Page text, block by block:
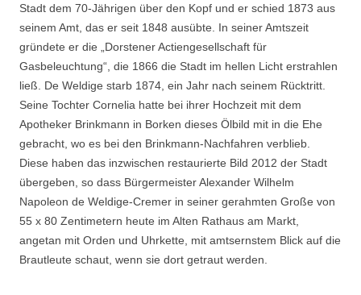
Stadt dem 70-Jährigen über den Kopf und er schied 1873 aus
seinem Amt, das er seit 1848 ausübte. In seiner Amtszeit
gründete er die „Dorstener Actiengesellschaft für
Gasbeleuchtung“, die 1866 die Stadt im hellen Licht erstrahlen
ließ. De Weldige starb 1874, ein Jahr nach seinem Rücktritt.
Seine Tochter Cornelia hatte bei ihrer Hochzeit mit dem
Apotheker Brinkmann in Borken dieses Ölbild mit in die Ehe
gebracht, wo es bei den Brinkmann-Nachfahren verblieb.
Diese haben das inzwischen restaurierte Bild 2012 der Stadt
übergeben, so dass Bürgermeister Alexander Wilhelm
Napoleon de Weldige-Cremer in seiner gerahmten Große von
55 x 80 Zentimetern heute im Alten Rathaus am Markt,
angetan mit Orden und Uhrkette, mit amtsernstem Blick auf die
Brautleute schaut, wenn sie dort getraut werden.